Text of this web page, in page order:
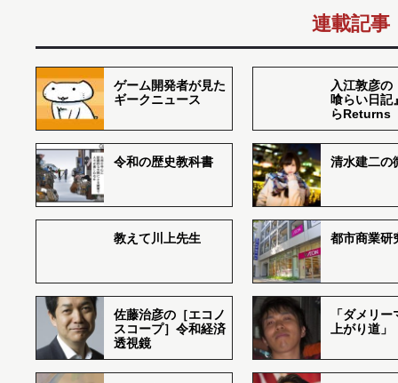
連載記事
ゲーム開発者が見た
ギークニュース
入江敦彦の
喰らい日記
らReturns
令和の歴史教科書 清水建二の
教えて川上先生 都市商業研
佐藤治彦の［エコノ
スコープ］令和経済
透視鏡
「ダメリ
上がり道」